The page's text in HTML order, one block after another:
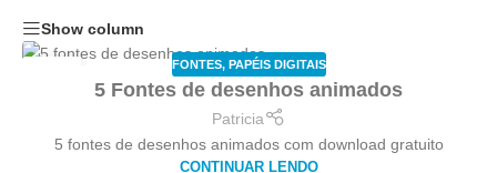
Show column
FONTES, PAPÉIS DIGITAIS
5 Fontes de desenhos animados
Patricia
5 fontes de desenhos animados com download gratuito
CONTINUAR LENDO